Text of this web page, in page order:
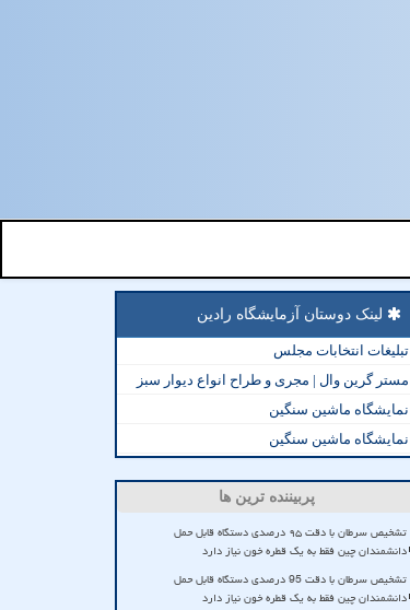
لینک دوستان آزمایشگاه رادین
تبلیغات انتخابات مجلس
مستر گرین وال | مجری و طراح انواع دیوار سبز
نمایشگاه ماشین سنگین
نمایشگاه ماشین سنگین
پربیننده ترین ها
تشخیص سرطان با دقت ۹۵ درصدی دستگاه قابل حمل
دانشمندان چین فقط به یک قطره خون نیاز دارد
تشخیص سرطان با دقت 95 درصدی دستگاه قابل حمل
دانشمندان چین فقط به یک قطره خون نیاز دارد